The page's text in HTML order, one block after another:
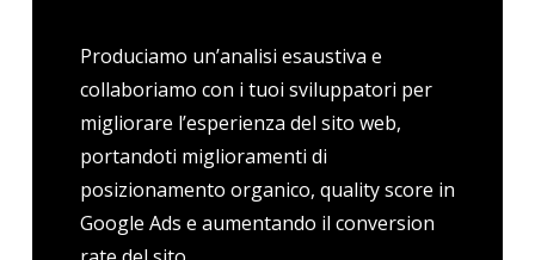
Produciamo un’analisi esaustiva e
collaboriamo con i tuoi sviluppatori per
migliorare l’esperienza del sito web,
portandoti miglioramenti di
posizionamento organico, quality score in
Google Ads e aumentando il conversion